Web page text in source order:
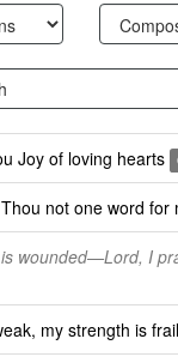
Joy of loving hearts
not one word for
wounded—Lord, I
my strength is frail